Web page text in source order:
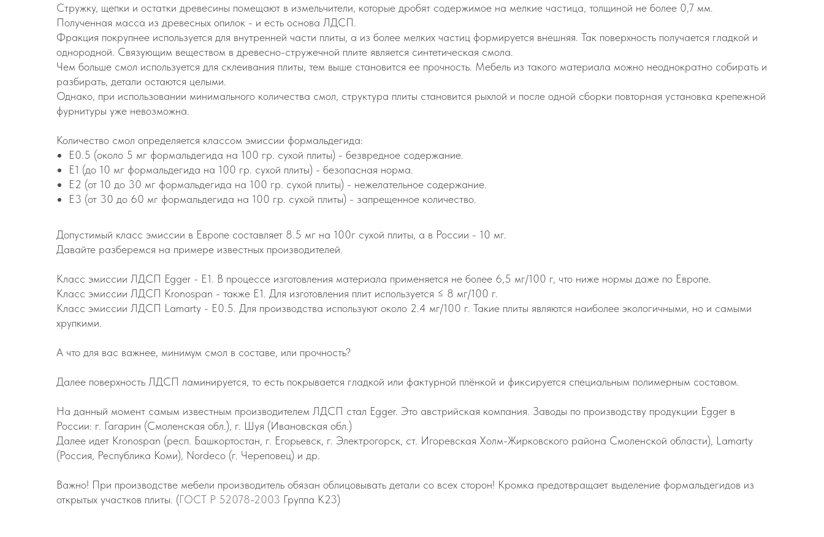
Стружку, щепки и остатки древесины помещают в измельчители, которые дробят содержимое на мелкие частица, толщиной не более 0,7 мм.
Полученная масса из древесных опилок - и есть основа ЛДСП.
Фракция покрупнее используется для внутренней части плиты, а из более мелких частиц формируется внешняя. Так поверхность получается гладкой и
однородной. Связующим веществом в древесно-стружечной плите является синтетическая смола.
Чем больше смол используется для склеивания плиты, тем выше становится ее прочность. Мебель из такого материала можно неоднократно собирать и
разбирать, детали остаются целыми.
Однако, при использовании минимального количества смол, структура плиты становится рыхлой и после одной сборки повторная установка крепежной
фурнитуры уже невозможна.
Количество смол определяется классом эмиссии формальдегида:
Е0.5 (около 5 мг формальдегида на 100 гр. сухой плиты) - безвредное содержание.
Е1 (до 10 мг формальдегида на 100 гр. сухой плиты) - безопасная норма.
Е2 (от 10 до 30 мг формальдегида на 100 гр. сухой плиты) - нежелательное содержание.
Е3 (от 30 до 60 мг формальдегида на 100 гр. сухой плиты) - запрещенное количество.
Допустимый класс эмиссии в Европе составляет 8.5 мг на 100г сухой плиты, а в России - 10 мг.
Давайте разберемся на примере известных производителей.
Класс эмиссии ЛДСП Egger - Е1. В процессе изготовления материала применяется не более 6,5 мг/100 г, что ниже нормы даже по Европе.
Класс эмиссии ЛДСП Kronospan - также Е1. Для изготовления плит используется ≤ 8 мг/100 г.
Класс эмиссии ЛДСП Lamarty - Е0.5. Для производства используют около 2.4 мг/100 г. Такие плиты являются наиболее экологичными, но и самыми
хрупкими.
А что для вас важнее, минимум смол в составе, или прочность?
Далее поверхность ЛДСП ламинируется, то есть покрывается гладкой или фактурной плёнкой и фиксируется специальным полимерным составом.
На данный момент самым известным производителем ЛДСП стал Egger. Это австрийская компания. Заводы по производству продукции Egger в
России: г. Гагарин (Смоленская обл.), г. Шуя (Ивановская обл.)
Далее идет Kronospan (респ. Башкортостан, г. Егорьевск, г. Электрогорск, ст. Игоревская Холм-Жирковского района Смоленской области), Lamarty
(Россия, Республика Коми), Nordeco (г. Череповец) и др.
Важно! При производстве мебели производитель обязан облицовывать детали со всех сторон! Кромка предотвращает выделение формальдегидов из
открытых участков плиты. (ГОСТ Р 52078-2003 Группа К23)